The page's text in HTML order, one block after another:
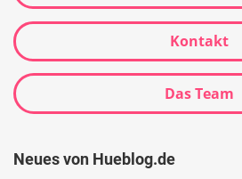
Kontakt
Das Team
Neues von Hueblog.de